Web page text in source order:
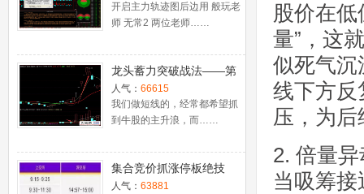
程
开启主力轨迹图后边用 般玩老
师 无常2 两位老师……
龙头蓄力突破战法——第
一时间介入牛股主升浪捕
捉涨停板的技巧（图解）
人气： 66615
我们做短线的，经常都希望抓
到牛股的主升浪，而……
集合竞价抓涨停板绝技
（附公式源码）
人气： 63881
股价在
量”，这
似死气沉
线下方反
压，为
2. 倍量
当吸筹